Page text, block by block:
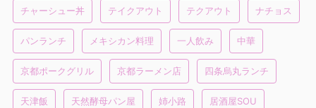
チャーシュー丼 テイクアウト テクアウト ナチョス
パンランチ メキシカン料理 一人飲み 中華
京都ポークグリル 京都ラーメン店 四条烏丸ランチ
天津飯 天然酵母パン屋 姉小路 居酒屋SOU